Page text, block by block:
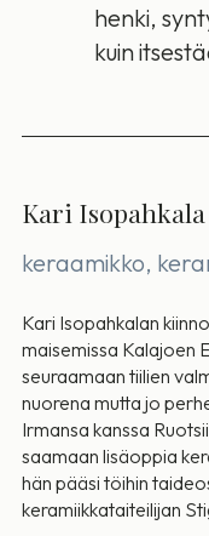
henki,
kuin
Kari Isopahkala
keraamikko,
Kari Isopahkalan
maisemissa Kalajoen
seuraamaan tiilien
nuorena mutta jo
Irmansa kanssa
saamaan lisäoppia
hän pääsi töihin
keramiikkataiteilijan